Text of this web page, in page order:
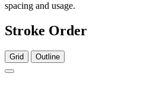
spacing and usage.
Stroke Order
Grid Outline